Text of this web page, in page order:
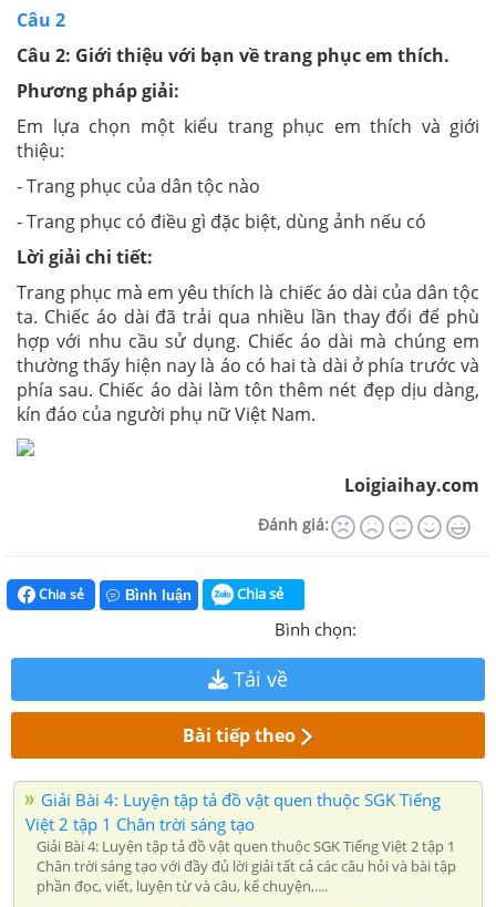
Câu 2
Câu 2: Giới thiệu với bạn về trang phục em thích.
Phương pháp giải:
Em lựa chọn một kiểu trang phục em thích và giới
thiệu:
- Trang phục của dân tộc nào
- Trang phục có điều gì đặc biệt, dùng ảnh nếu có
Lời giải chi tiết:
Trang phục mà em yêu thích là chiếc áo dài của dân tộc
ta. Chiếc áo dài đã trải qua nhiều lần thay đổi để phù
hợp với nhu cầu sử dụng. Chiếc áo dài mà chúng em
thường thấy hiện nay là áo có hai tà dài ở phía trước và
phía sau. Chiếc áo dài làm tôn thêm nét đẹp dịu dàng,
kín đáo của người phụ nữ Việt Nam.
Loigiaihay.com
Đánh giá:
Chia sẻ Bình luận Chia sẻ
Bình chọn:
Tải về
Bài tiếp theo
Giải Bài 4: Luyện tập tả đồ vật quen thuộc SGK Tiếng
Việt 2 tập 1 Chân trời sáng tạo
Giải Bài 4: Luyện tập tả đồ vật quen thuộc SGK Tiếng Việt 2 tập 1
Chân trời sáng tạo với đầy đủ lời giải tất cả các câu hỏi và bài tập
phần đọc, viết, luyện từ và câu, kể chuyện,....